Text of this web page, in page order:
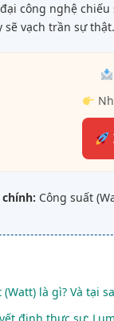
công nghệ chiếu
sẽ vạch trần sự thật.
Công suất
(Watt) là gì? Và tại